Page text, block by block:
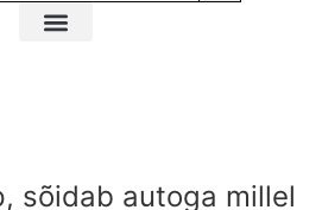
sõidab autoga millel